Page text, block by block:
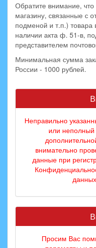
Обратите внимание, что
магазину, связанные с
подменой и т.п.)
наличии акта ф. 51-в,
представителем
Минимальная сумма
России - 1000 рублей.
Неправильно
или неполный
внимательно
данные при
Просим Вас